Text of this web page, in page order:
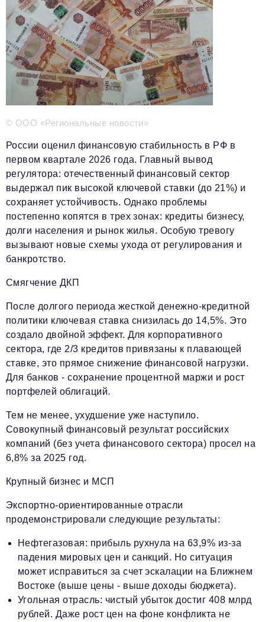
Информационный отдел
info@business-magazine.online
Отдел рекламы
reklama@business-magazine.online
Отдел распространения/редакционная подписка
podpiska@business-magazine.online
Отдел по работе с партнерами
© ООО «Региональные новости»
России оценил финансовую стабильность в РФ в
первом квартале 2026 года. Главный вывод
регулятора: отечественный финансовый сектор
выдержал пик высокой ключевой ставки (до 21%) и
сохраняет устойчивость. Однако проблемы
постепенно копятся в трех зонах: кредиты бизнесу,
долги населения и рынок жилья. Особую тревогу
вызывают новые схемы ухода от регулирования и
банкротство.
Смягчение ДКП
После долгого периода жесткой денежно-кредитной
политики ключевая ставка снизилась до 14,5%. Это
создало двойной эффект. Для корпоративного
сектора, где 2/3 кредитов привязаны к плавающей
ставке, это прямое снижение финансовой нагрузки.
Для банков - сохранение процентной маржи и рост
портфелей облигаций.
Тем не менее, ухудшение уже наступило.
Совокупный финансовый результат российских
компаний (без учета финансового сектора) просел на
6,8% за 2025 год.
Крупный бизнес и МСП
Экспортно-ориентированные отрасли
продемонстрировали следующие результаты:
Нефтегазовая: прибыль рухнула на 63,9% из-за
падения мировых цен и санкций. Но ситуация
может исправиться за счет эскалации на Ближнем
Востоке (выше цены - выше доходы бюджета).
Угольная отрасль: чистый убыток достиг 408 млрд
рублей. Даже рост цен на фоне конфликта не